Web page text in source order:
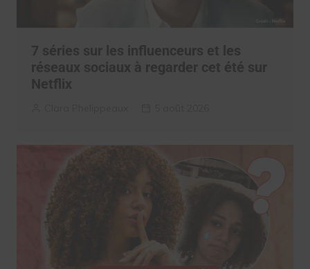
7 séries sur les influenceurs et les
réseaux sociaux à regarder cet été sur
Netflix